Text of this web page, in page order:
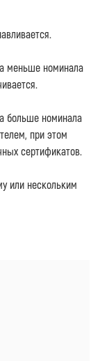
меньше номинала
больше номинала
при этом
сертификатов.
или нескольким